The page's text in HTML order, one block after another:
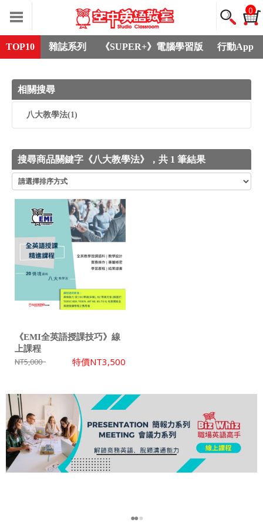
0
TOP10 雜誌系列 《SUPER+》電腦學習版 行動App
相關搜尋
八大教學法(1)
搜尋商品關鍵字《八大教學法》，共 1 筆結果
《EMI全英語授課技巧》線
上課程
NT5,000 特價NT3,500